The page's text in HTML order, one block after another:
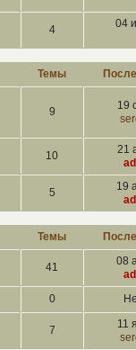
4
04
Темы
9
19
10
21
5
19
Темы
41
08
0
7
11